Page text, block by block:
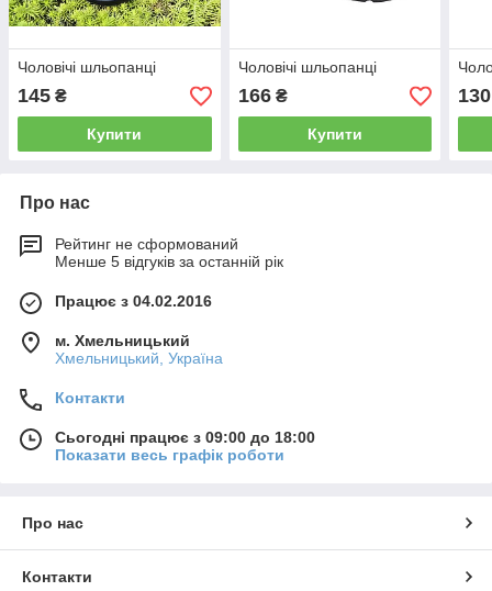
Чоловічі шльопанці
145 ₴
Купити
Чоловічі шльопанці
166₴
Купити
130
Про нас
Рейтинг не сформований
Менше 5 відгуків за останній рік
Працює з 04.02.2016
м. Хмельницький
Хмельницький, Україна
Контакти
Сьогодні працює з 09:00 до 18:00
Показати весь графік роботи
Про нас
Контакти